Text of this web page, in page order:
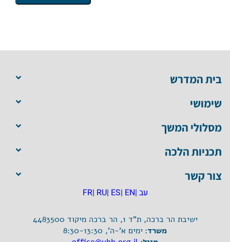
בית המדרש
שימושי
מסלולי המשך
תכניות הלכה
צור קשר
עב |EN |
ES |
RU |
FR
ישיבת הר ברכה, ת"ד 1, הר ברכה מיקוד 4483500
משרד: ימים א'-ה', 8:30-13:30